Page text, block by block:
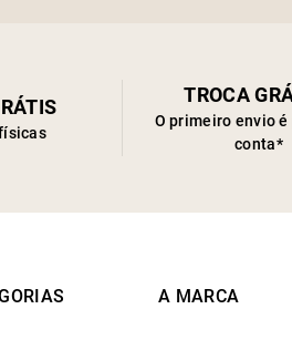
TROCA
O primeiro envio é
conta*
A MARCA